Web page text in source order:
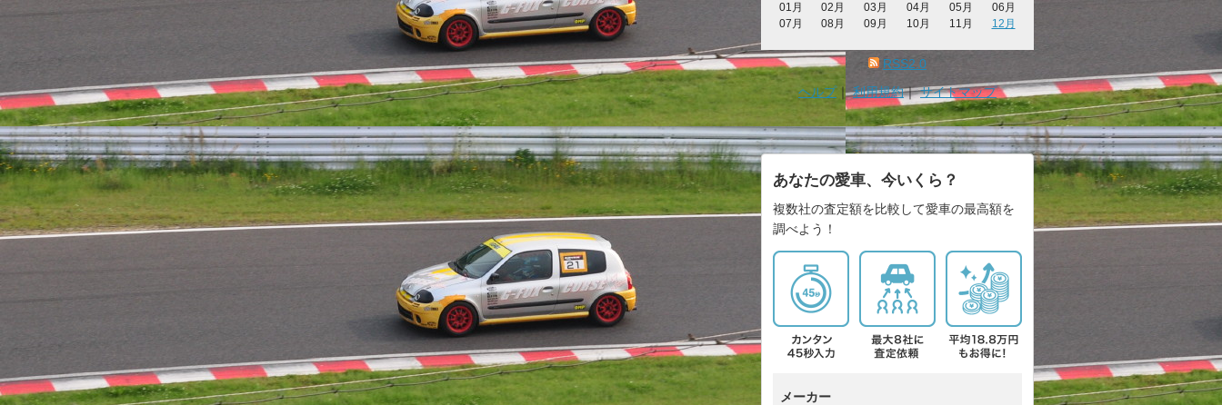
01月
02月 03月 04月 05月
06月
07月
08月 09月 10月 11月 12月
RSS2.0
ヘルプ｜利用規約｜サイトマップ
あなたの愛車、今いくら？
複数社の査定額を比較して愛車の最高額を
調べよう！
メーカー